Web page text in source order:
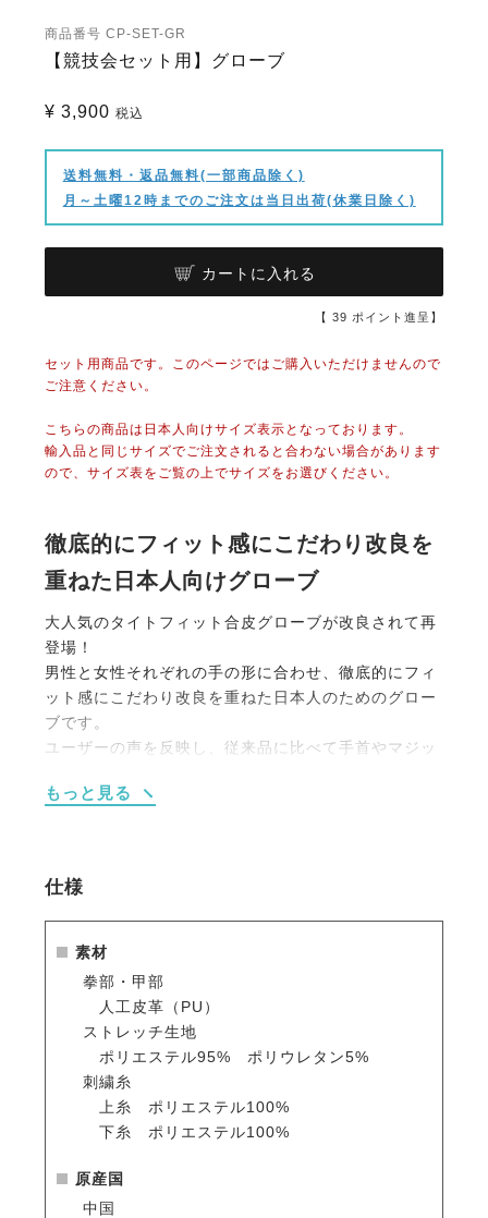
商品番号 CP-SET-GR
【競技会セット用】グローブ
¥ 3,900 税込
送料無料・返品無料(一部商品除く)
月～土曜12時までのご注文は当日出荷(休業日除く)
カートに入れる
【 39 ポイント進呈】
セット用商品です。このページではご購入いただけませんので
ご注意ください。
こちらの商品は日本人向けサイズ表示となっております。
輸入品と同じサイズでご注文されると合わない場合があります
ので、サイズ表をご覧の上でサイズをお選びください。
徹底的にフィット感にこだわり改良を
重ねた日本人向けグローブ
大人気のタイトフィット合皮グローブが改良されて再
登場！
男性と女性それぞれの手の形に合わせ、徹底的にフィ
ット感にこだわり改良を重ねた日本人のためのグロー
ブです。
ユーザーの声を反映し、従来品に比べて手首やマジッ
また新型マジックテープやスマホタッチを採用。より
・手綱をさばく手元は、上品かつエレガントに。
騎乗中の手元は自分が思っているより目立つもの。グ
ローブは、騎乗スタイルを印象付ける重要なアイテム
高級感漂う光沢素材とEQULIBERTAのロゴマークの
洗練されたデザインが、大人っぽく上品に仕上げてく
れます。
日本人の男性と女性それぞれの手の形に合わせ、ミリ
単位の調整をおこなって実現した驚きのフィット感。
もっと見る
仕様
素材
拳部・甲部
人工皮革（PU）
ストレッチ生地
ポリエステル95% ポリウレタン5%
刺繍糸
上糸 ポリエステル100%
下糸 ポリエステル100%
原産国
中国